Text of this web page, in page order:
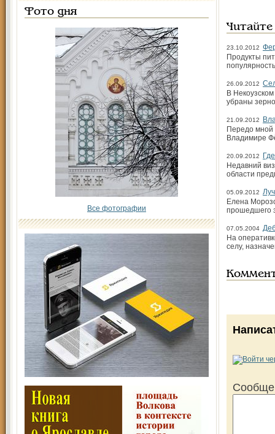
Фото дня
Все фотографии
23.10.2012
Продукты
26.09.2012
В
убраны
21.09.2012
Передо мной
Владимире
20.09.2012
Недавний
области
05.09.2012
Елена
прошедшего
07.05.2004
На
селу,